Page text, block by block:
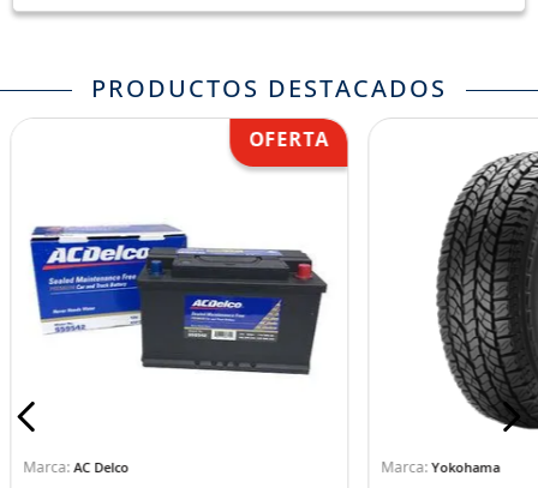
PRODUCTOS DESTACADOS
AC Delco Yokohama